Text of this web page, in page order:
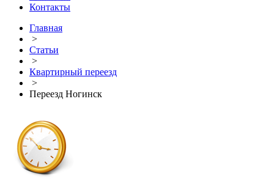
Контакты
Главная
>
Статьи
>
Квартирный переезд
>
Переезд Ногинск